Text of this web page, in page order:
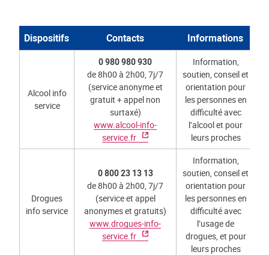
Dispositifs Contacts Informations
Alcool info
service
0 980 980 930
de 8h00 à 2h00, 7j/7
(service anonyme et
gratuit + appel non
surtaxé)
www.alcool-info-
service.fr
Information,
soutien, conseil et
orientation pour
les personnes en
difficulté avec
l’alcool et pour
leurs proches
Drogues
info service
0 800 23 13 13
de 8h00 à 2h00, 7j/7
(service et appel
anonymes et gratuits)
www.drogues-info-
service.fr
Information,
soutien, conseil et
orientation pour
les personnes en
difficulté avec
l’usage de
drogues, et pour
leurs proches